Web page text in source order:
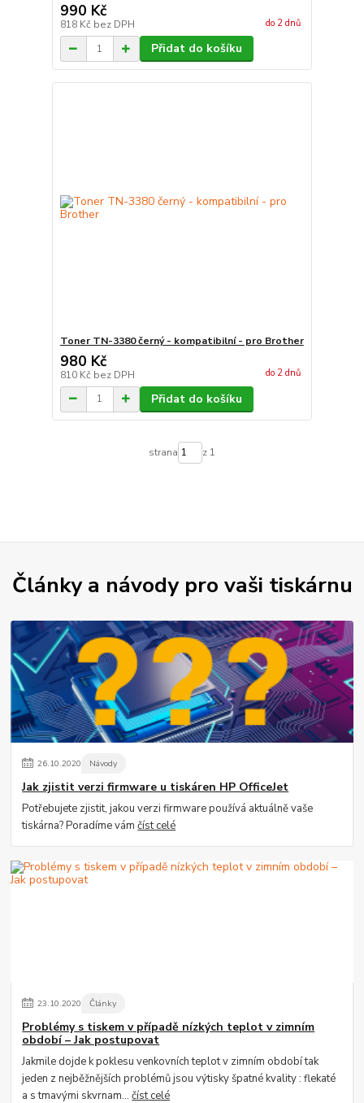
990 Kč
818 Kč bez DPH do 2 dnů
Přidat do košíku
Toner TN-3380 černý - kompatibilní - pro Brother
980 Kč
810 Kč bez DPH do 2 dnů
Přidat do košíku
strana z 1
Články a návody pro vaši tiskárnu
26.10.2020 Návody
Jak zjistit verzi firmware u tiskáren HP OfficeJet
Potřebujete zjistit, jakou verzi firmware používá aktuálně vaše
tiskárna? Poradíme vámčíst celé
23.10.2020 Články
Problémy s tiskem v případě nízkých teplot v zimním
období – Jak postupovat
Jakmile dojde k poklesu venkovních teplot v zimním období tak
jeden z nejběžnějších problémů jsou výtisky špatné kvality : flekaté
a s tmavými skvrnam...číst celé